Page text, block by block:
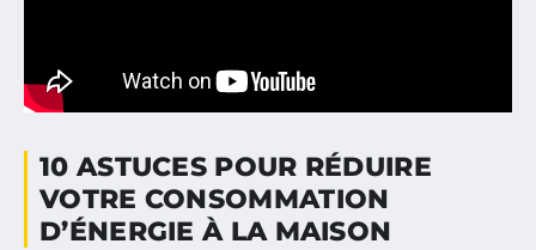
10 ASTUCES POUR RÉDUIRE
VOTRE CONSOMMATION
D’ÉNERGIE À LA MAISON